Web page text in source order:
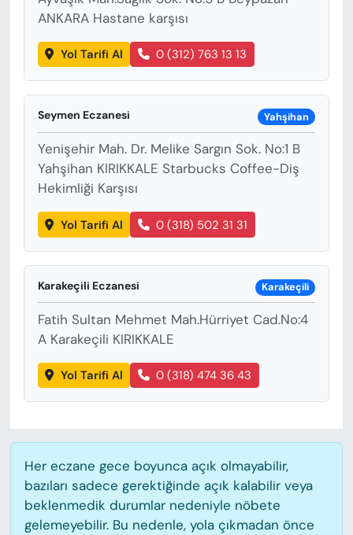
ANKARA Hastane karşısı
Yol Tarifi Al 0 (312) 763 13 13
Seymen Eczanesi Yahşihan
Yenişehir Mah. Dr. Melike Sargın Sok. No:1 B
Yahşihan KIRIKKALE Starbucks Coffee-Diş
Hekimliği Karşısı
Yol Tarifi Al 0 (318) 502 31 31
Karakeçili Eczanesi Karakeçili
Fatih Sultan Mehmet Mah.Hürriyet Cad.No:4
A Karakeçili KIRIKKALE
Yol Tarifi Al 0 (318) 474 36 43
Her eczane gece boyunca açık olmayabilir,
bazıları sadece gerektiğinde açık kalabilir veya
beklenmedik durumlar nedeniyle nöbete
gelemeyebilir. Bu nedenle, yola çıkmadan önce